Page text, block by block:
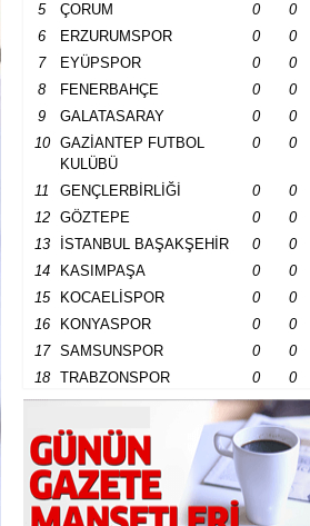
5
ÇORUM 0
0
6
ERZURUMSPOR 0
0
7
EYÜPSPOR 0
0
8
FENERBAHÇE 0
0
9
GALATASARAY 0
0
10
GAZİANTEP FUTBOL
KULÜBÜ
0 0
11 GENÇLERBİRLİĞİ 0
0
12
GÖZTEPE 0
0
13
İSTANBUL BAŞAKŞEHİR 0
0
14
KASIMPAŞA 0
0
15
KOCAELİSPOR 0
0
16
KONYASPOR 0
0
17
SAMSUNSPOR 0
0
18
TRABZONSPOR 0 0